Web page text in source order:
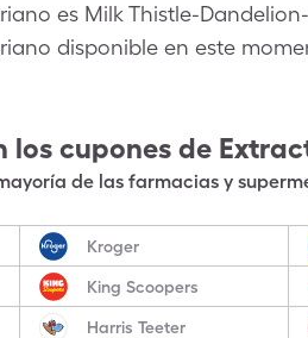
es Milk Thistle-
disponible en este
los cupones de
de las farmacias y
Kroger
King Scoopers
Harris Teeter